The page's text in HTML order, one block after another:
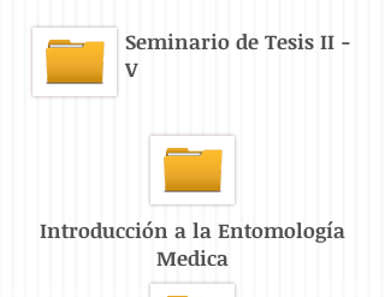
Seminario de Tesis II -
V
Introducción a la Entomología
Medica